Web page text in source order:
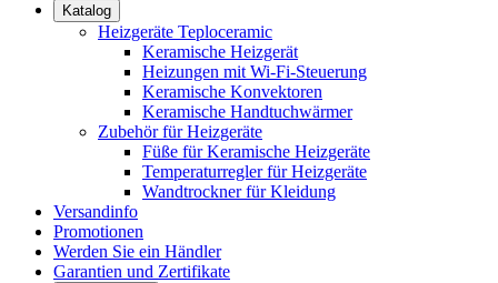
Katalog
Heizgeräte Teploceramic
Keramische Heizgerät
Heizungen mit Wi-Fi-Steuerung
Keramische Konvektoren
Keramische Handtuchwärmer
Zubehör für Heizgeräte
Füße für Keramische Heizgeräte
Temperaturregler für Heizgeräte
Wandtrockner für Kleidung
Versandinfo
Promotionen
Werden Sie ein Händler
Garantien und Zertifikate